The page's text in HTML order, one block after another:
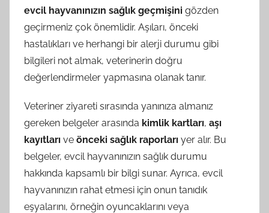
evcil hayvanınızın sağlık geçmişini gözden
geçirmeniz çok önemlidir. Aşıları, önceki
hastalıkları ve herhangi bir alerji durumu gibi
bilgileri not almak, veterinerin doğru
değerlendirmeler yapmasına olanak tanır.
Veteriner ziyareti sırasında yanınıza almanız
gereken belgeler arasında kimlik kartları, aşı
kayıtları ve önceki sağlık raporları yer alır. Bu
belgeler, evcil hayvanınızın sağlık durumu
hakkında kapsamlı bir bilgi sunar. Ayrıca, evcil
hayvanınızın rahat etmesi için onun tanıdık
eşyalarını, örneğin oyuncaklarını veya